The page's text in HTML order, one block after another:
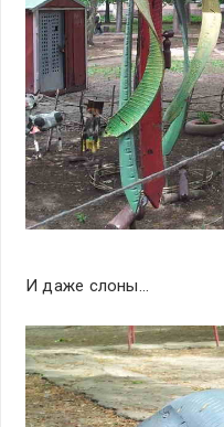
И даже слоны…